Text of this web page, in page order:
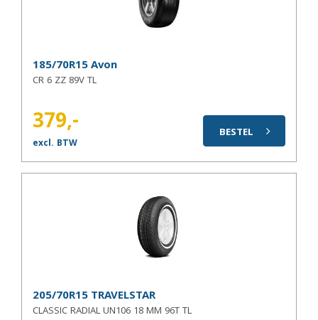
185/70R15 Avon
CR 6 ZZ 89V TL
379,-
excl. BTW
BESTEL
205/70R15 TRAVELSTAR
CLASSIC RADIAL UN106 18 MM 96T TL